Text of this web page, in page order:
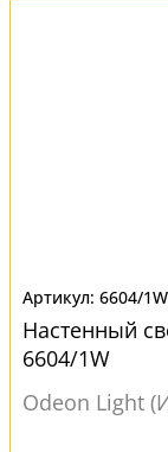
6604/1W
Настенный
6604/1W
Odeon Light